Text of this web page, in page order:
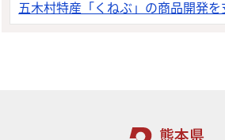
五木村特産「くねぶ」の商品開発を